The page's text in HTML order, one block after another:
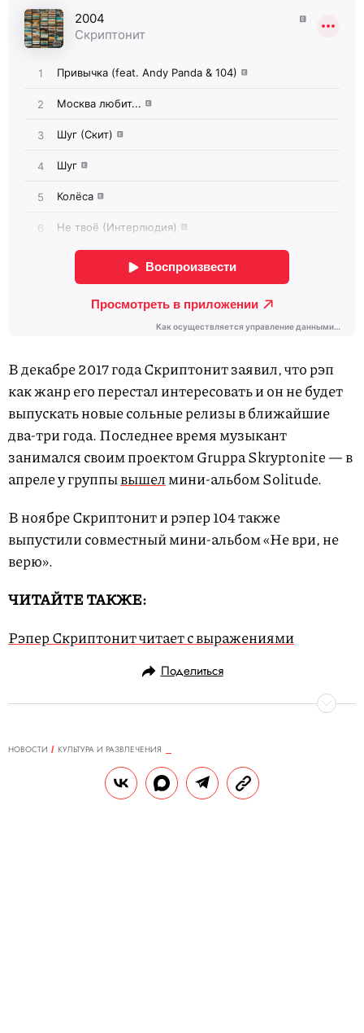
В декабре 2017 года Скриптонит заявил, что рэп
как жанр его перестал интересовать и он не будет
выпускать новые сольные релизы в ближайшие
два-три года. Последнее время музыкант
занимался своим проектом Gruppa Skryptonite — в
апреле у группывышелмини-альбом Solitude.
В ноябре Скриптонит и рэпер 104 также
выпустили совместный мини-альбом «Не ври, не
верю».
ЧИТАЙТЕ ТАКЖЕ:
Рэпер Скриптонит читает с выражениями
Поделиться
НОВОСТИ
КУЛЬТУРА И РАЗВЛЕЧЕНИЯ
Джоан Роулинг стала самой